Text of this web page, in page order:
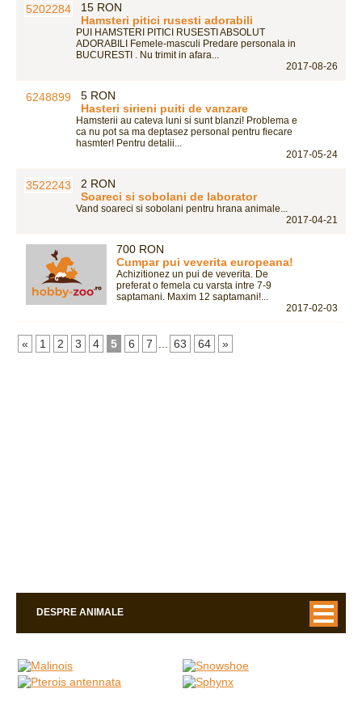
15 RON
Hamsteri pitici rusesti adorabili
PUI HAMSTERI PITICI RUSESTI ABSOLUT
ADORABILI Femele-masculi Predare personala in
BUCURESTI . Nu trimit in afara...
2017-08-26
5 RON
Hasteri sirieni puiti de vanzare
Hamsterii au cateva luni si sunt blanzi! Problema e
ca nu pot sa ma deptasez personal pentru fiecare
hasmter! Pentru detalii...
2017-05-24
2 RON
Soareci si sobolani de laborator
Vand soareci si sobolani pentru hrana animale...
2017-04-21
700 RON
Cumpar pui veverita europeana!
Achizitionez un pui de veverita. De
preferat o femela cu varsta intre 7-9
saptamani. Maxim 12 saptamani!...
2017-02-03
« 1 2 3 4 5 6 7 ... 63 64 »
DESPRE ANIMALE